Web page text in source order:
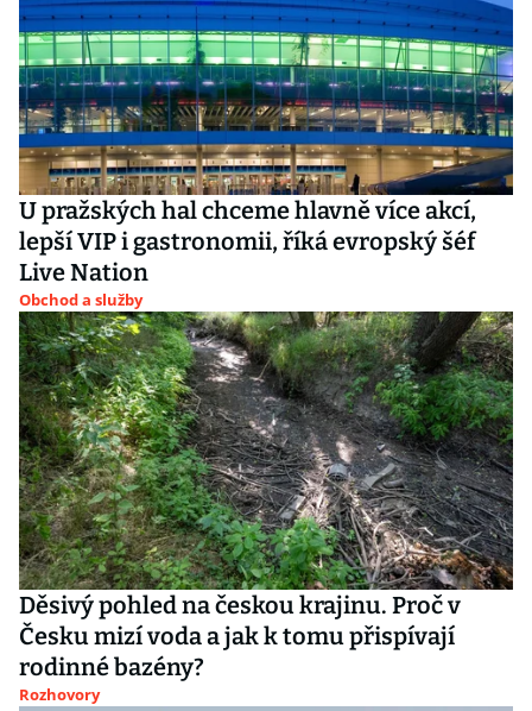
U pražských hal chceme hlavně více akcí,
lepší VIP i gastronomii, říká evropský šéf
Live Nation
Obchod a služby
Děsivý pohled na českou krajinu. Proč v
Česku mizí voda a jak k tomu přispívají
rodinné bazény?
Rozhovory